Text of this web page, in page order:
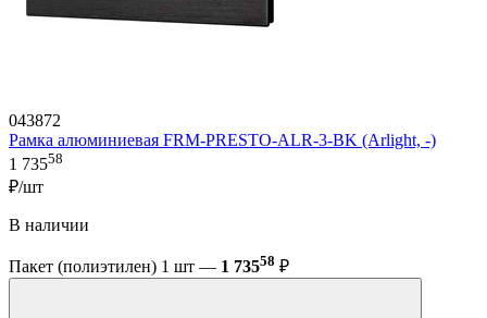
043872
Рамка алюминиевая FRM-PRESTO-ALR-3-BK (Arlight, -)
1 73558
₽/шт
В наличии
Пакет (полиэтилен) 1 шт — 1 73558 ₽